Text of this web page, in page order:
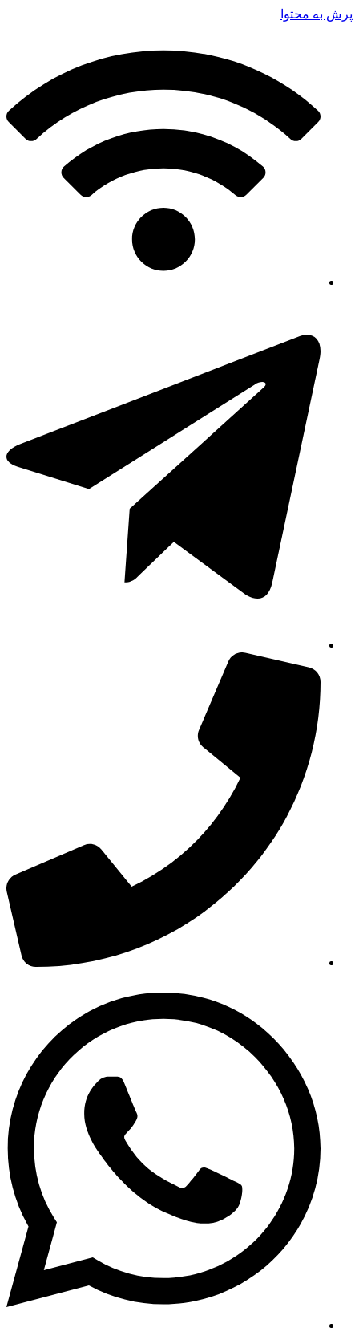
پرش به محتوا